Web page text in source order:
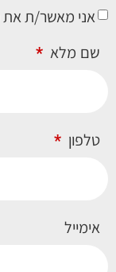
אני מאשר/ת את
שם מלא
טלפון
אימייל